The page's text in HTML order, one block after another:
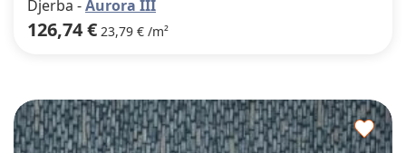
Djerba -Aurora III
126,74 € 23,79 € /m²
a